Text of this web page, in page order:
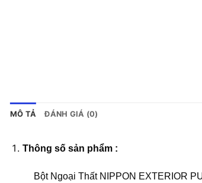
MÔ TẢ ĐÁNH GIÁ (0)
Thông số sản phẩm :
Bột Ngoại ThấtNIPPON EXTERIOR